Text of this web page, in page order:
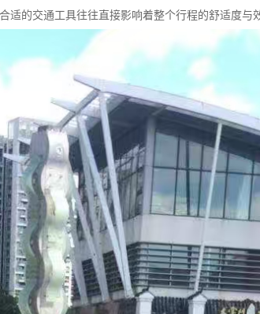
的交通工具往往直接影响着整个行程的舒适度与